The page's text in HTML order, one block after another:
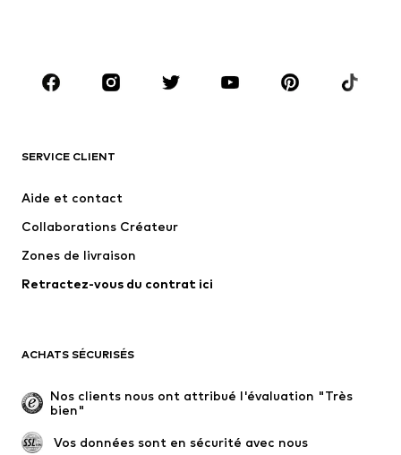
Accessoires
Premium
Nouveautés
Lingerie
Manteaux
Jupes
Occasions spéciales
Exclusif
Remise à neuf
SERVICE CLIENT
Aide et contact
Collaborations Créateur
Zones de livraison
Retractez-vous du contrat ici
ACHATS SÉCURISÉS
Nos clients nous ont attribué l'évaluation "Très
bien"
Vos données sont en sécurité avec nous